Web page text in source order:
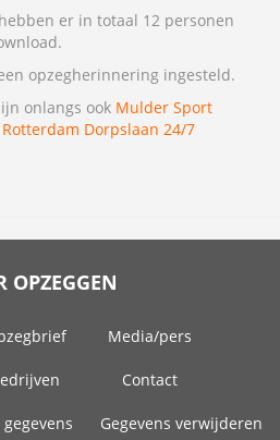
er in totaal 12 personen
opzegherinnering ingesteld.
onlangs ook Mulder Sport
Rotterdam Dorpslaan 24/7
OPZEGGEN
Media/pers
Contact
gegevens Gegevens verwijderen